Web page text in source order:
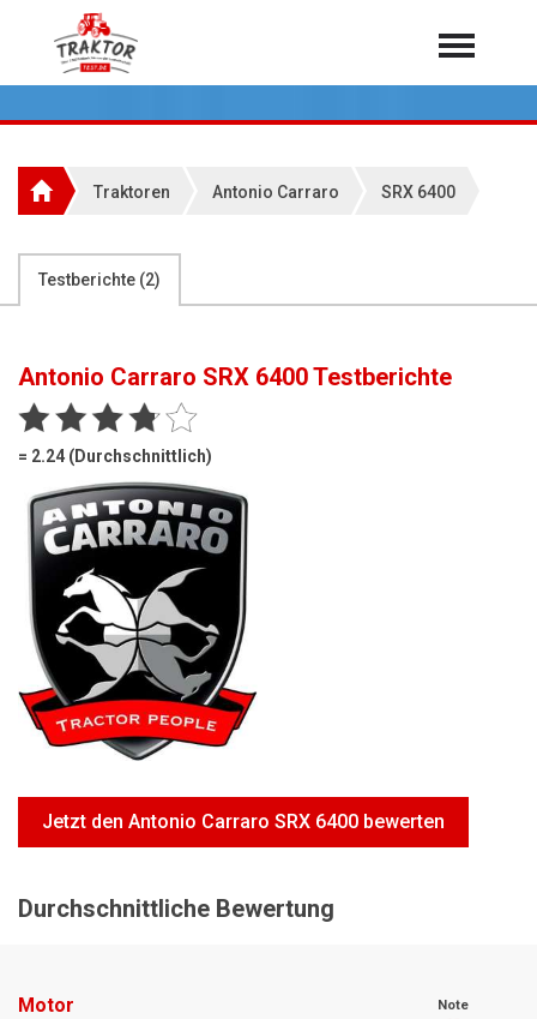
Home
Rundballenpressen
Teleskoplader
Rasentraktoren
Motorsägen
Hoflader
Freischneider
Jetzt Bewerten
Über 7.000 Testberichte
Traktoren Antonio Carraro SRX 6400
Testberichte (2)
Antonio Carraro SRX 6400Testberichte
= 2.24 (Durchschnittlich)
Jetzt den Antonio Carraro SRX 6400 bewerten
Durchschnittliche Bewertung
Motor Note